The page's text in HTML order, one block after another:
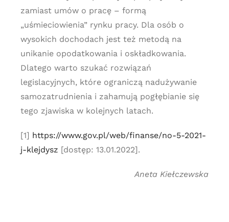
zamiast umów o pracę – formą
„uśmieciowienia” rynku pracy. Dla osób o
wysokich dochodach jest też metodą na
unikanie opodatkowania i oskładkowania.
Dlatego warto szukać rozwiązań
legislacyjnych, które ograniczą nadużywanie
samozatrudnienia i zahamują pogłębianie się
tego zjawiska w kolejnych latach.
[1] https://www.gov.pl/web/finanse/no-5-2021-
j-klejdysz [dostęp: 13.01.2022].
Aneta Kiełczewska